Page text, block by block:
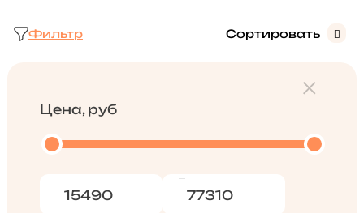
Фильтр Сортировать
Цена, руб